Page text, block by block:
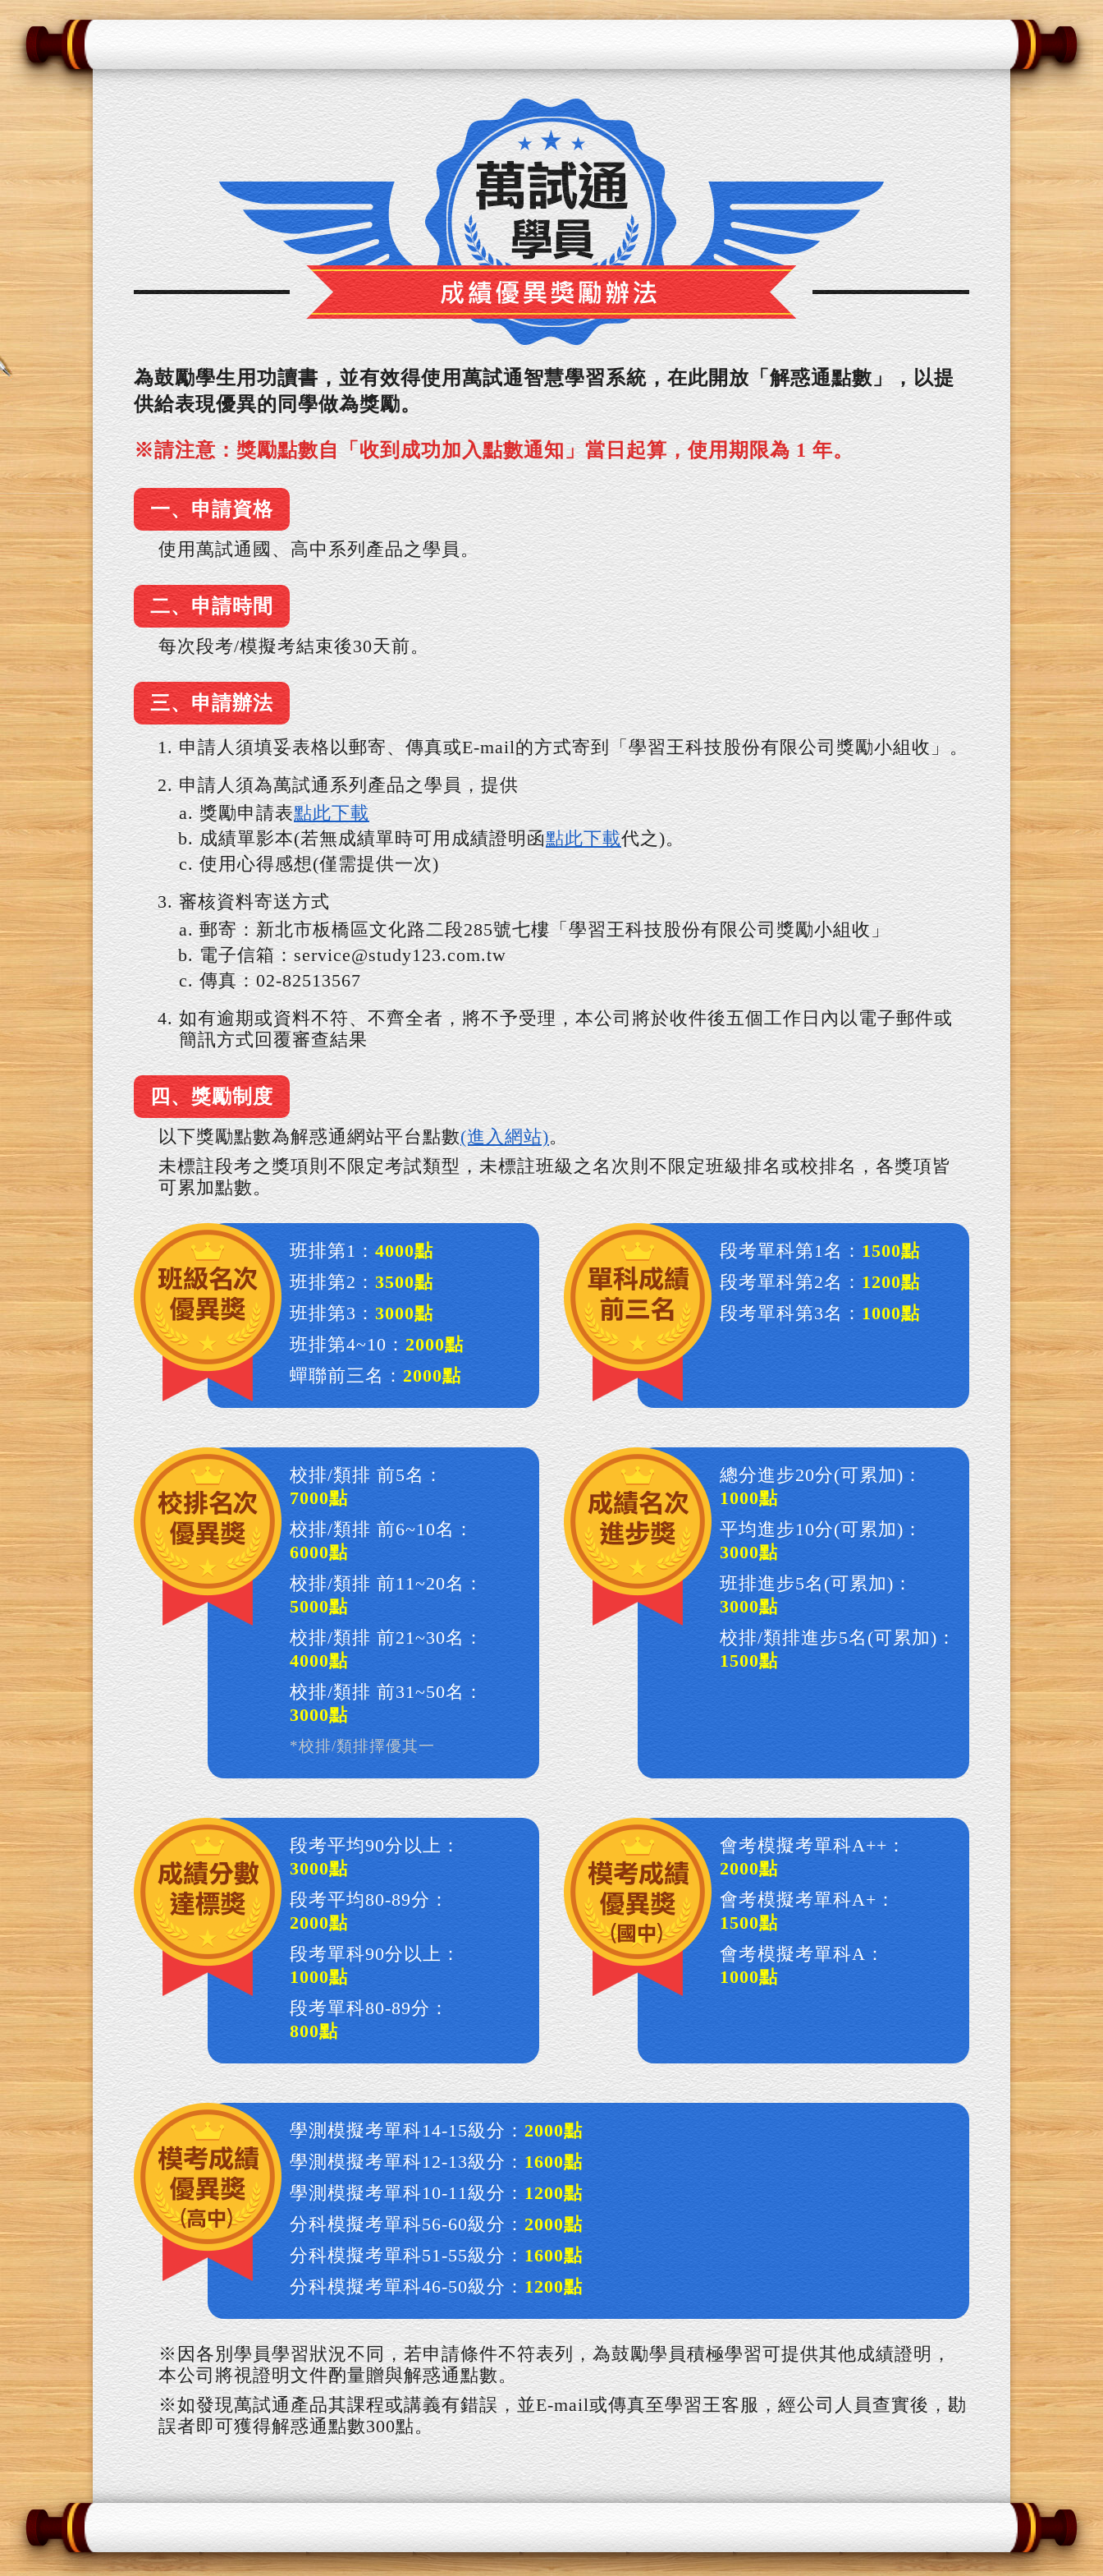
為鼓勵學生用功讀書，並有效得使用萬試通智慧學習系統，在此開放「解惑通點數」，以提
供給表現優異的同學做為獎勵。
※請注意：獎勵點數自「收到成功加入點數通知」當日起算，使用期限為 1 年。
一、申請資格
使用萬試通國、高中系列產品之學員。
二、申請時間
每次段考/模擬考結束後30天前。
三、申請辦法
申請人須填妥表格以郵寄、傳真或E-mail的方式寄到「學習王科技股份有限公司獎勵小組收」。
申請人須為萬試通系列產品之學員，提供
獎勵申請表點此下載
成績單影本(若無成績單時可用成績證明函點此下載代之)。
使用心得感想(僅需提供一次)
審核資料寄送方式
郵寄：新北市板橋區文化路二段285號七樓「學習王科技股份有限公司獎勵小組收」
電子信箱：service@study123.com.tw
傳真：02-82513567
如有逾期或資料不符、不齊全者，將不予受理，本公司將於收件後五個工作日內以電子郵件或
簡訊方式回覆審查結果
四、獎勵制度
以下獎勵點數為解惑通網站平台點數(進入網站)。
未標註段考之獎項則不限定考試類型，未標註班級之名次則不限定班級排名或校排名，各獎項皆
可累加點數。
班排第1： 4000點
班排第2： 3500點
班排第3： 3000點
班排第4~10： 2000點
蟬聯前三名： 2000點
段考單科第1名： 1500點
段考單科第2名： 1200點
段考單科第3名： 1000點
校排/類排 前5名：
7000點
校排/類排 前6~10名：
6000點
校排/類排 前11~20名：
5000點
校排/類排 前21~30名：
4000點
校排/類排 前31~50名：
3000點
*校排/類排擇優其一
總分進步20分(可累加)：
1000點
平均進步10分(可累加)：
3000點
班排進步5名(可累加)：
3000點
校排/類排進步5名(可累加)：
1500點
段考平均90分以上：
3000點
段考平均80-89分：
2000點
段考單科90分以上：
1000點
段考單科80-89分：
800點
會考模擬考單科A++：
2000點
會考模擬考單科A+：
1500點
會考模擬考單科A：
1000點
學測模擬考單科14-15級分： 2000點
學測模擬考單科12-13級分： 1600點
學測模擬考單科10-11級分： 1200點
分科模擬考單科56-60級分： 2000點
分科模擬考單科51-55級分： 1600點
分科模擬考單科46-50級分： 1200點
※因各別學員學習狀況不同，若申請條件不符表列，為鼓勵學員積極學習可提供其他成績證明，
本公司將視證明文件酌量贈與解惑通點數。
※如發現萬試通產品其課程或講義有錯誤，並E-mail或傳真至學習王客服，經公司人員查實後，勘
誤者即可獲得解惑通點數300點。